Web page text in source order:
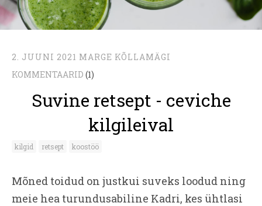
2. JUUNI 2021 MARGE KÕLLAMÄGI
KOMMENTAARID (1)
Suvine retsept - ceviche
kilgileival
kilgid retsept koostöö
Mõned toidud on justkui suveks loodud ning
meie hea turundusabiline Kadri, kes ühtlasi